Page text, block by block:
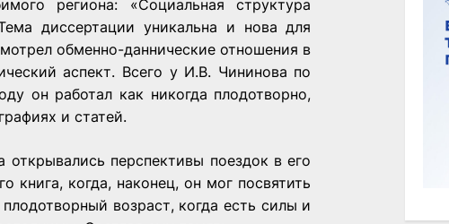
региона: «Социальная структура
диссертации уникальна и нова для
обменно-даннические отношения в
аспект. Всего у И.В. Чининова по
он работал как никогда плодотворно,
и статей.
перспективы поездок в его
книга, когда, наконец, он мог посвятить
возраст, когда есть силы и